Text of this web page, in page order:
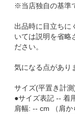
※当店独自の基準
出品時に目立ちに
いては説明を省略
ださい。
気になる点があり
サイズ(平置き計測
●サイズ表記 -- 着
肩幅: -- cm （肩か